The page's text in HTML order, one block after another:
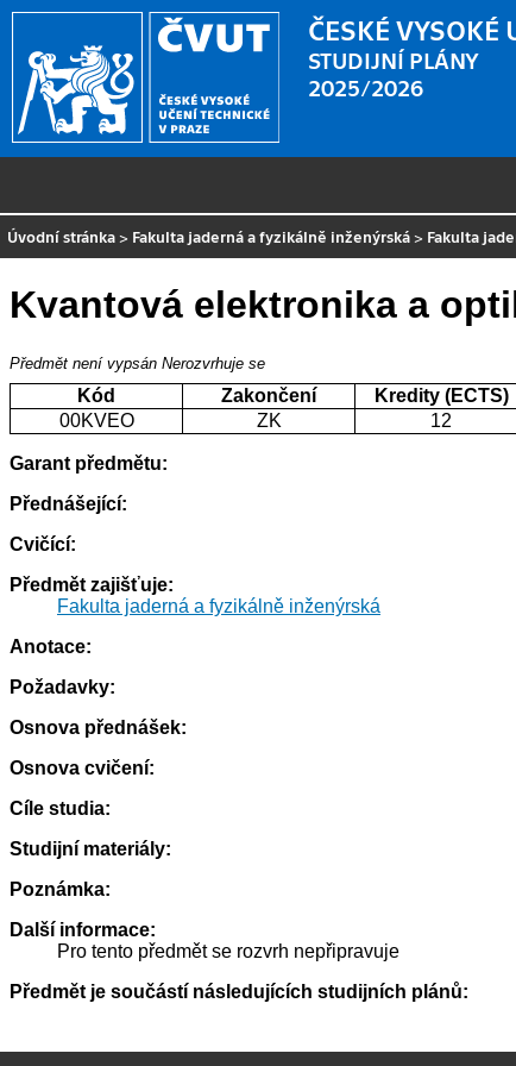
ČESKÉ VYSOKÉ
STUDIJNÍ PLÁNY
2025/2026
Úvodní stránka > Fakulta jaderná a fyzikálně inženýrská > Fakulta
Kvantová elektronika a
Předmět není vypsán Nerozvrhuje se
Kód Zakončení Kredity (ECTS)
00KVEO
ZK 12
Garant předmětu:
Přednášející:
Cvičící:
Předmět zajišťuje:
Fakulta jaderná a fyzikálně inženýrská
Anotace:
Požadavky:
Osnova přednášek:
Osnova cvičení:
Cíle studia:
Studijní materiály:
Poznámka:
Další informace:
Pro tento předmět se rozvrh nepřipravuje
Předmět je součástí následujících studijních plánů: